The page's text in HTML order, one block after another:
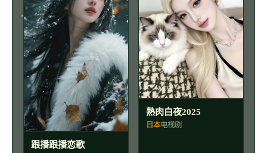
跟播跟播恋歌
熟肉白夜2025
日本电视剧